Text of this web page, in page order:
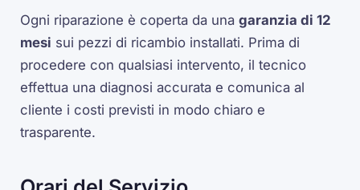
Ogni riparazione è coperta da unagaranzia di 12
mesi sui pezzi di ricambio installati. Prima di
procedere con qualsiasi intervento, il tecnico
effettua una diagnosi accurata e comunica al
cliente i costi previsti in modo chiaro e
trasparente.